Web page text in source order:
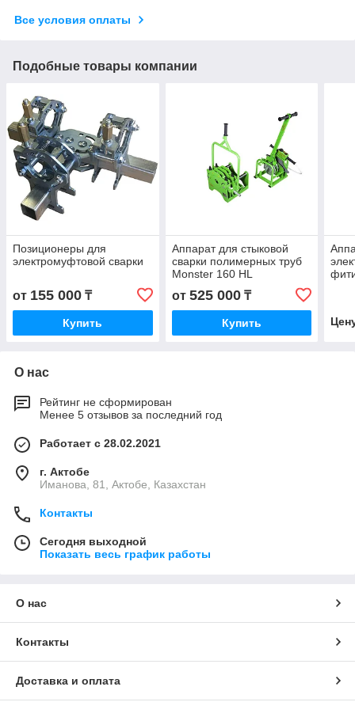
Все условия оплаты
Подобные товары компании
Позиционеры для
электромуфтовой сварки
от 155 000 ₸
Купить
Аппарат для стыковой
сварки полимерных труб
Monster 160 HL
от 525 000₸
Купить
О нас
Рейтинг не сформирован
Менее 5 отзывов за последний год
Работает с 28.02.2021
г. Актобе
Иманова, 81, Актобе, Казахстан
Контакты
Сегодня выходной
Показать весь график работы
О нас
Контакты
Доставка и оплата